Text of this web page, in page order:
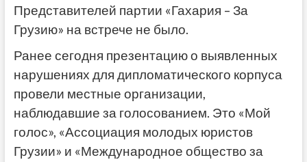
Представителей партии «Гахария – За
Грузию» на встрече не было.
Ранее сегодня презентацию о выявленных
нарушениях для дипломатического корпуса
провели местные организации,
наблюдавшие за голосованием. Это «Мой
голос», «Ассоциация молодых юристов
Грузии» и «Международное общество за